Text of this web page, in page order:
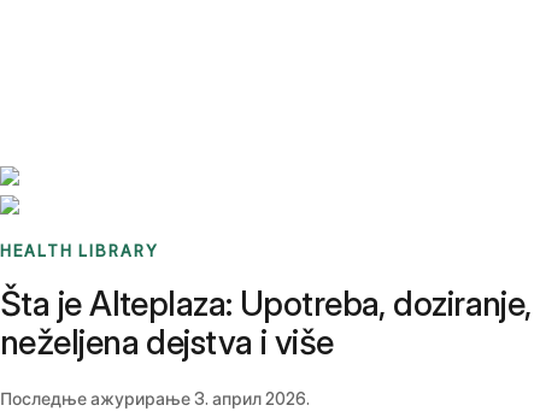
HEALTH LIBRARY
Šta je Alteplaza: Upotreba, doziranje,
neželjena dejstva i više
Последње ажурирање3. април 2026.